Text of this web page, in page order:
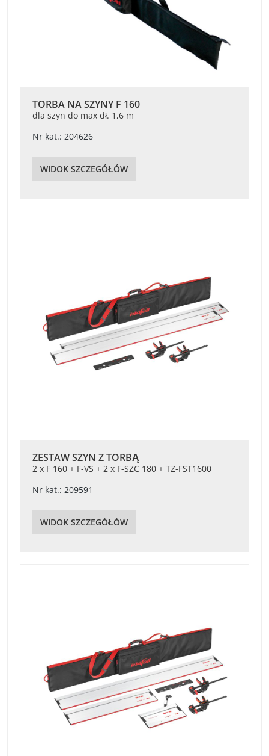
TORBA NA SZYNY F 160
dla szyn do max dł. 1,6 m
Nr kat.: 204626
WIDOK SZCZEGÓŁÓW
ZESTAW SZYN Z TORBĄ
2 x F 160 + F-VS + 2 x F-SZC 180 + TZ-FST1600
Nr kat.: 209591
WIDOK SZCZEGÓŁÓW